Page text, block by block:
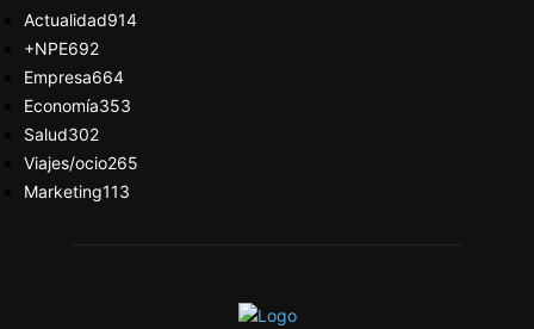
Actualidad914
+NPE692
Empresa664
Economía353
Salud302
Viajes/ocio265
Marketing113